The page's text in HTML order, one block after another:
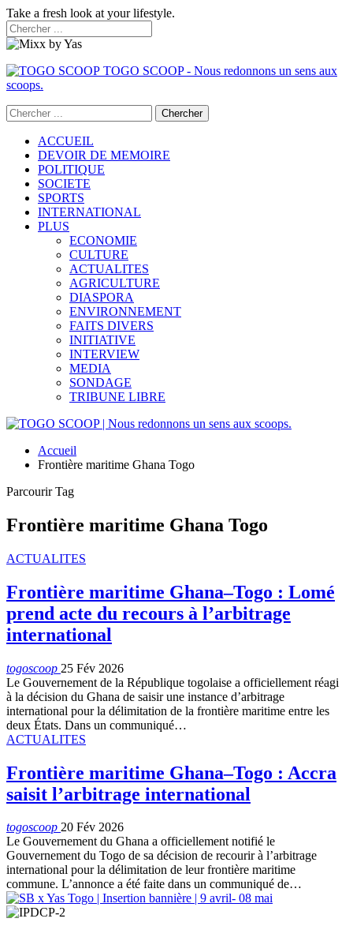
Take a fresh look at your lifestyle.
TOGO SCOOP - Nous redonnons un sens aux
scoops.
ACCUEIL
DEVOIR DE MEMOIRE
POLITIQUE
SOCIETE
SPORTS
INTERNATIONAL
PLUS
ECONOMIE
CULTURE
ACTUALITES
AGRICULTURE
DIASPORA
ENVIRONNEMENT
FAITS DIVERS
INITIATIVE
INTERVIEW
MEDIA
SONDAGE
TRIBUNE LIBRE
Accueil
Frontière maritime Ghana Togo
Parcourir Tag
Frontière maritime Ghana Togo
ACTUALITES
Frontière maritime Ghana–Togo : Lomé
prend acte du recours à l’arbitrage
international
togoscoop 25 Fév 2026
Le Gouvernement de la République togolaise a officiellement réagi
à la décision du Ghana de saisir une instance d’arbitrage
international pour la délimitation de la frontière maritime entre les
deux États. Dans un communiqué…
ACTUALITES
Frontière maritime Ghana–Togo : Accra
saisit l’arbitrage international
togoscoop 20 Fév 2026
Le Gouvernement du Ghana a officiellement notifié le
Gouvernement du Togo de sa décision de recourir à l’arbitrage
international pour la délimitation de leur frontière maritime
commune. L’annonce a été faite dans un communiqué de…